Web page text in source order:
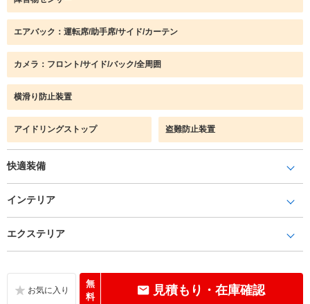
エアバック：運転席/助手席/サイド/カーテン
カメラ：フロント/サイド/バック/全周囲
横滑り防止装置
アイドリングストップ 盗難防止装置
快適装備
インテリア
エクステリア
無
料
見積もり・在庫確認